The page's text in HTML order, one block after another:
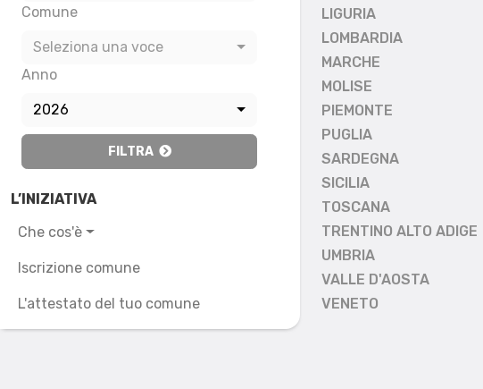
Comune
Seleziona una voce
Anno
2026
FILTRA
L’INIZIATIVA
Che cos'è
Iscrizione comune
L'attestato del tuo comune
LIGURIA
LOMBARDIA
MARCHE
MOLISE
PIEMONTE
PUGLIA
SARDEGNA
SICILIA
TOSCANA
TRENTINO ALTO ADIGE
UMBRIA
VALLE D'AOSTA
VENETO